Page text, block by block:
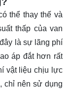
thể thay thế và
thấp của van
là sự lãng phí
áp đắt hơn rất
vật liệu chịu lực
chỉ nên sử dụng